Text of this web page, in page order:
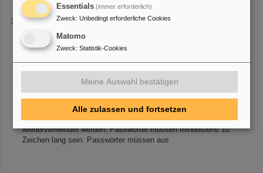
Passwort Regeln
zur Authentisierung gebraucht, so ist die Sicherheit der Zugangs-
und Zugriffsrechteverwaltung des
Ändern oder Zurücksetzen von Passworten finden Sie auf dieser
Allgemeine Passwort-Regeln für Benutzerkonten
Folgende Regeln gelten für die zentralen Benutzerkonten [...]
verwendete Passwörter dürfen nicht wiederverwendet werden.
Passwörter dürfen nicht in verschiedenen IT-Systemen
wiederverwendet werden. Passwörter müssen mindestens 10
Zeichen lang sein. Passwörter müssen aus
Essentials (immer erforderlich)
Zweck: Unbedingt erforderliche Cookies
Matomo
Zweck: Statistik-Cookies
Meine Auswahl bestätigen
Alle zulassen und fortsetzen